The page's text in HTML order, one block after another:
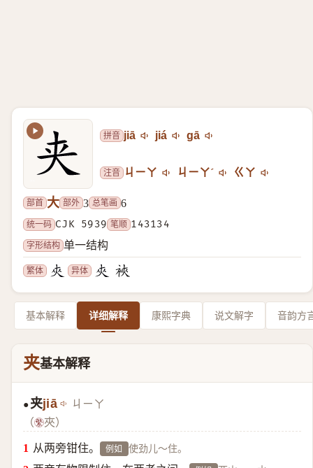
拼音 jiā jiá gā
注音 ㄐㄧㄚ ㄐㄧㄚˊ ㄍㄚ
部首 大 部外 3 总笔画 6
统一码 CJK 5939 笔顺 143134
字形结构 单一结构
繁体 异体
基本解释 详细解释 康熙字典 说文解字 音韵方
夹基本解释
● 夹jiā ㄐㄧㄚ
（
夾）
从两旁钳住。
例如 使劲儿～住。